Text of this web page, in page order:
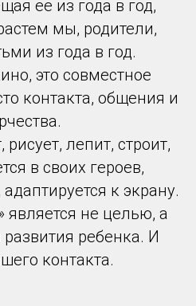
ее из года в год,
мы, родители,
из года в год.
это совместное
контакта, общения и
лепит, строит,
в своих героев,
к экрану.
не целью, а
ребенка. И
контакта.